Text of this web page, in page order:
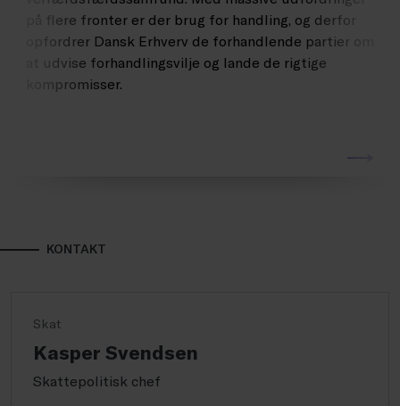
på flere fronter er der brug for handling, og derfor
opfordrer Dansk Erhverv de forhandlende partier om
at udvise forhandlingsvilje og lande de rigtige
kompromisser.
KONTAKT
Skat
Kasper Svendsen
Skattepolitisk chef